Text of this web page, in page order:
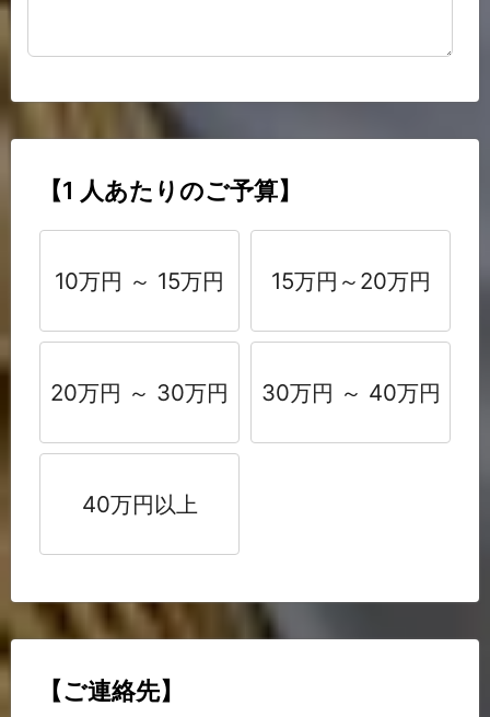
【1 人あたりのご予算】
10万円 ～ 15万円 15万円～20万円
20万円 ～ 30万円 30万円 ～ 40万円
40万円以上
【ご連絡先】